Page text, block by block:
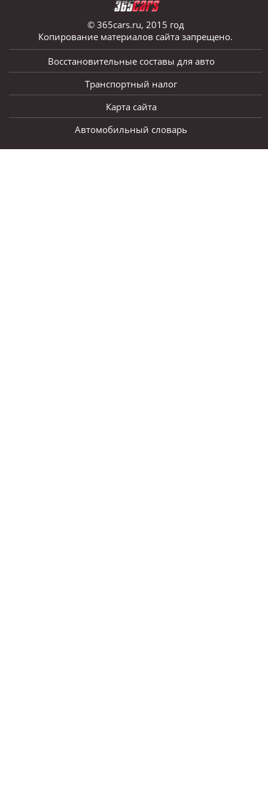
© 365cars.ru, 2015 год
Копирование материалов сайта запрещено.
Восстановительные составы для авто
Транспортный налог
Карта сайта
Автомобильный словарь